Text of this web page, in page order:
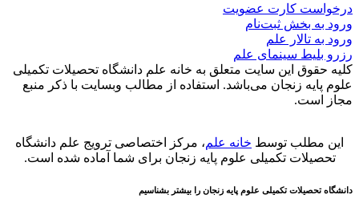
کارت عضویت
به بخش ثبت‌نام
به تالار علم
بلیط سینمای علم
حقوق این سایت متعلق به خانه علم دانشگاه تحصیلات تکمیلی
پایه زنجان می‌باشد. استفاده از مطالب وبسایت با ذکر منبع
است.
مطلب توسطخانه علم، مرکز اختصاصی ترویج علم دانشگاه
تکمیلی علوم پایه زنجان برای شما آماده شده است.
تحصیلات تکمیلی علوم پایه زنجان را بیشتر بشناسیم